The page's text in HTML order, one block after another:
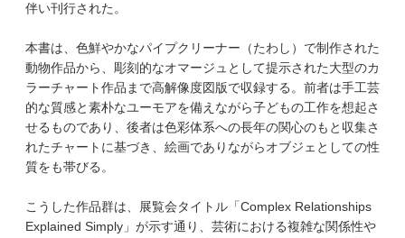
伴い刊行された。
本書は、色鮮やかなパイプクリーナー（たわし）で制作された
動物作品から、彫刻的なオマージュとして提示された大型のカ
ラーチャート作品まで高解像度図版で収録する。前者は手工芸
的な質感と素朴なユーモアを備えながら子どもの工作を想起さ
せるものであり、後者は色彩体系への長年の関心のもと収集さ
れたチャートに基づき、絵画でありながらオブジェとしての性
質をも帯びる。
こうした作品群は、展覧会タイトル「Complex Relationships
Explained Simply」が示す通り、芸術における複雑な関係性や